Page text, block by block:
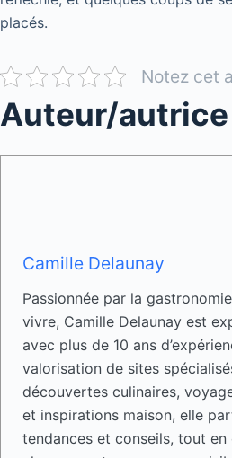
placés.
Notez cet
Auteur/autrice
Camille Delaunay
Passionnée par la
vivre, Camille Delaunay est
avec plus de 10 ans
valorisation de sites
découvertes culinaires,
et inspirations maison, elle
tendances et conseils, tout en